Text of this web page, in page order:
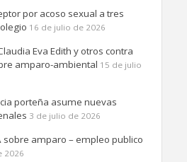
por acoso sexual a tres
16 de julio de 2026
Eva Edith y otros contra
amparo-ambiental 15 de julio
porteña asume nuevas
3 de julio de 2026
sobre amparo – empleo publico
2026